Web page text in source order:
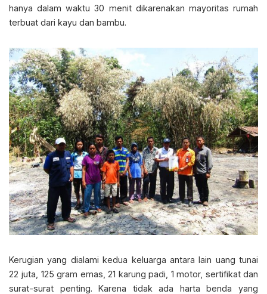
hanya dalam waktu 30 menit dikarenakan mayoritas rumah
terbuat dari kayu dan bambu.
Kerugian yang dialami kedua keluarga antara lain uang tunai
22 juta, 125 gram emas, 21 karung padi, 1 motor, sertifikat dan
surat-surat penting. Karena tidak ada harta benda yang